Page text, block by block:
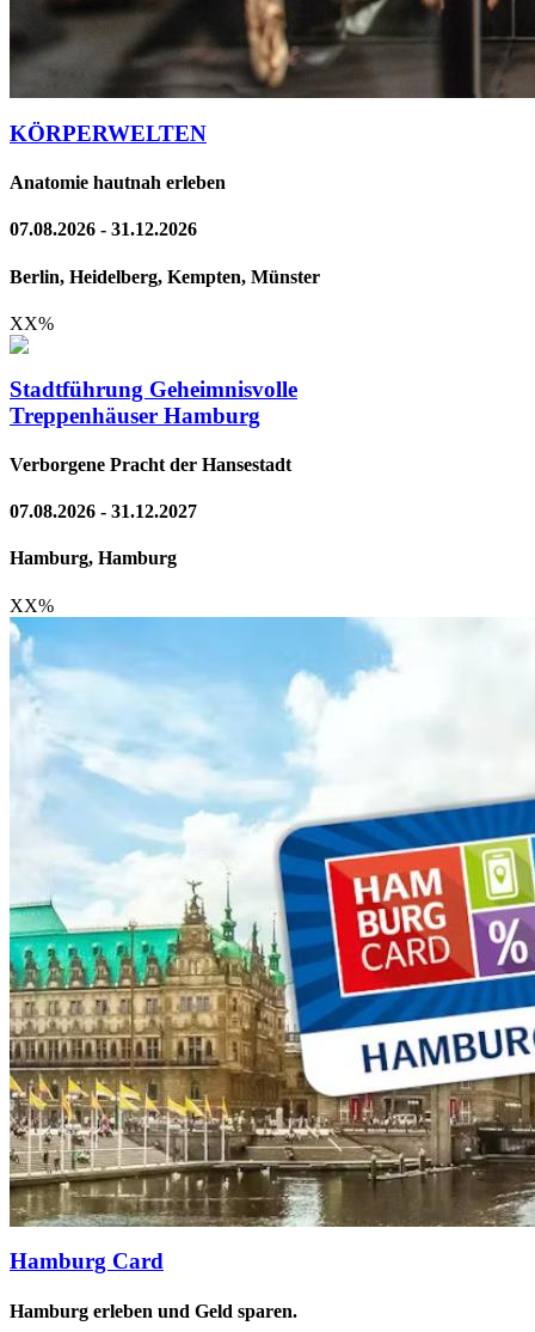
KÖRPERWELTEN
Anatomie hautnah erleben
07.08.2026 - 31.12.2026
Berlin, Heidelberg, Kempten, Münster
XX%
Stadtführung Geheimnisvolle
Treppenhäuser Hamburg
Verborgene Pracht der Hansestadt
07.08.2026 - 31.12.2027
Hamburg, Hamburg
XX%
Hamburg Card
Hamburg erleben und Geld sparen.